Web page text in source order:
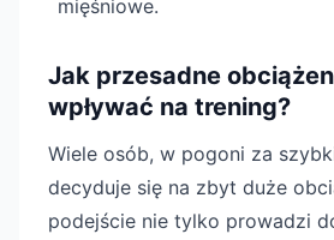
mięśniowe.
Jak przesadne
wpływać na trening?
Wiele osób, w pogoni za
decyduje się na zbyt duże
podejście nie tylko prowadzi